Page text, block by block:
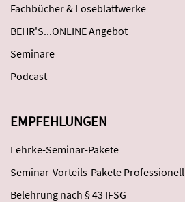
Fachbücher & Loseblattwerke
BEHR'S...ONLINE Angebot
Seminare
Podcast
EMPFEHLUNGEN
Lehrke-Seminar-Pakete
Seminar-Vorteils-Pakete Professionell
Belehrung nach § 43 IFSG